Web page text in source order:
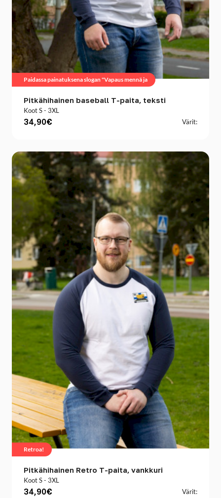
Paidassa painatuksena slogan "Vapaus mennä ja
Pitkähihainen baseball T-paita, teksti
Koot S - 3XL
34,90€ Värit:
Retroa!
Pitkähihainen Retro T-paita, vankkuri
Koot S - 3XL
34,90€ Värit: